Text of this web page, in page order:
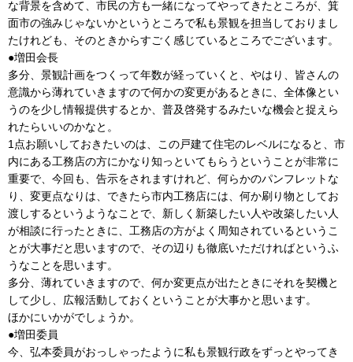
な背景を含めて、市民の方も一緒になってやってきたところが、箕
面市の強みじゃないかというところで私も景観を担当しておりまし
たけれども、そのときからすごく感じているところでございます。
●増田会長
多分、景観計画をつくって年数が経っていくと、やはり、皆さんの
意識から薄れていきますので何かの変更があるときに、全体像とい
うのを少し情報提供するとか、普及啓発するみたいな機会と捉えら
れたらいいのかなと。
1点お願いしておきたいのは、この戸建て住宅のレベルになると、市
内にある工務店の方にかなり知っといてもらうということが非常に
重要で、今回も、告示をされますけれど、何らかのパンフレットな
り、変更点なりは、できたら市内工務店には、何か刷り物としてお
渡しするというようなことで、新しく新築したい人や改築したい人
が相談に行ったときに、工務店の方がよく周知されているというこ
とが大事だと思いますので、その辺りも徹底いただければというふ
うなことを思います。
多分、薄れていきますので、何か変更点が出たときにそれを契機と
して少し、広報活動しておくということが大事かと思います。
ほかにいかがでしょうか。
●増田委員
今、弘本委員がおっしゃったように私も景観行政をずっとやってき